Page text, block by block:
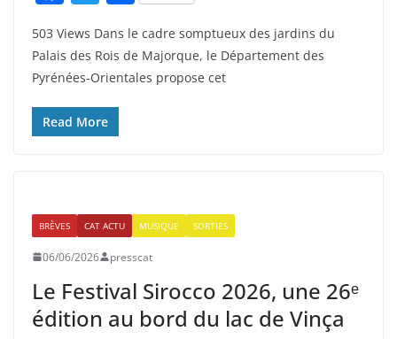
c
e
b
o
itt
er
ta
g
503 Views Dans le cadre somptueux des jardins du
Palais des Rois de Majorque, le Département des
Pyrénées‑Orientales propose cet
Read More
BRÈVES CAT ACTU MUSIQUE SORTIES
06/06/2026 presscat
Le Festival Sirocco 2026, une 26ᵉ
édition au bord du lac de Vinça